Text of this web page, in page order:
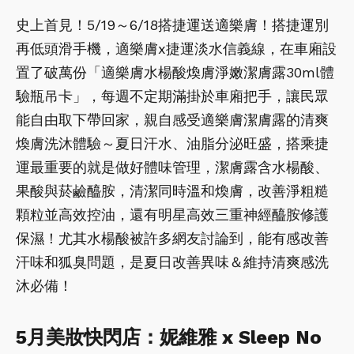
史上首見！5/19～6/18搭捷運送適樂膚！搭捷運別
再低頭滑手機，適樂膚x捷運淡水信義線，在車廂設
置了破萬份「適樂膚水楊酸煥膚淨嫩潔膚露30ml體
驗瓶吊卡」，每週不定期滿掛於車廂把手，讓民眾
能自由取下帶回家，親自感受適樂膚潔膚露的清爽
煥膚洗沐體驗～夏日汗水、油脂分泌旺盛，搭乘捷
運最重要的就是做好體味管理，潔膚露含水楊酸、
果酸與菸鹼醯胺，清潔同時溫和煥膚，改善淨粗糙
顆粒並高效控油，還有明星高效三重神經醯胺修護
保濕！尤其水楊酸被許多網友討論到，能有感改善
汗味和狐臭問題，是夏日改善異味＆維持清爽感洗
沐必備！
5月美妝快閃店：妮維雅 x Sleep No